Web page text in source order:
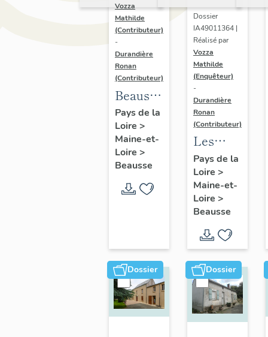
Vozza
Mathilde
(Contributeur)
-
Durandière
Ronan
(Contributeur)
Beausse
:
présentation
de la
commune
Pays de la
Loire >
Maine-et-
Loire >
Beausse
Dossier
IA49011364 |
Réalisé par
Vozza
Mathilde
(Enquêteur)
-
Durandière
Ronan
(Contributeur)
Les
croix
de la
commune
de
Beausse
Pays de la
Loire >
Maine-et-
Loire >
Beausse
Dossier Dossier